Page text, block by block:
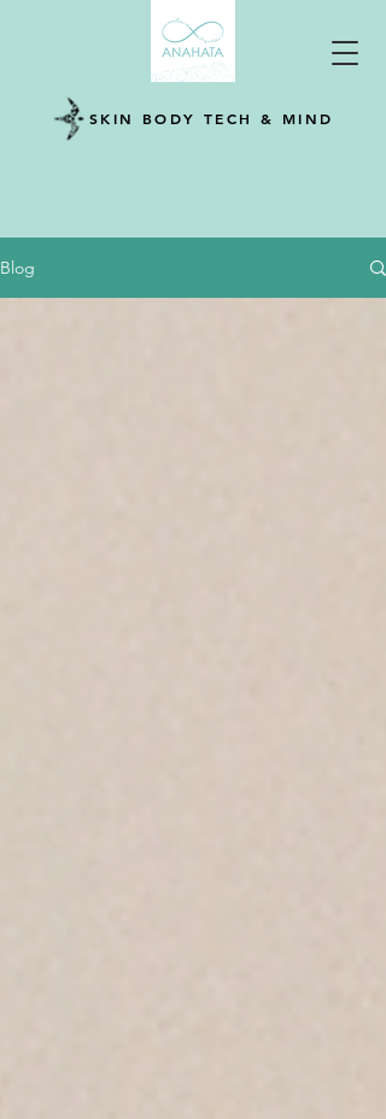
SKIN BODY TECH & MIND
Blog